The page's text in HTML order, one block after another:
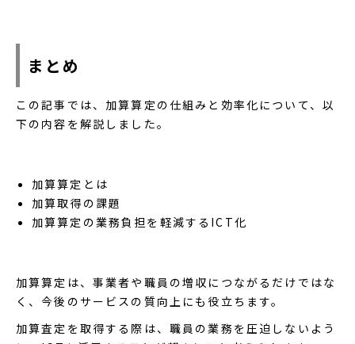
まとめ
この記事では、加算算定の仕組みと効率化について、以
下の内容を解説しました。
加算算定とは
加算取得の課題
加算算定の業務負担を軽減するICT化
加算算定は、事業者や職員の増収につながるだけではな
く、今後のサービスの質向上にも役立ちます。
加算査定を取得する際は、職員の業務を圧迫しないよう